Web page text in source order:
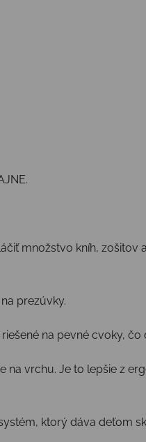
množstvo kníh,
prezúvky.
na pevné cvoky, čo
vrchu. Je to lepšie z
ktorý dáva deťom